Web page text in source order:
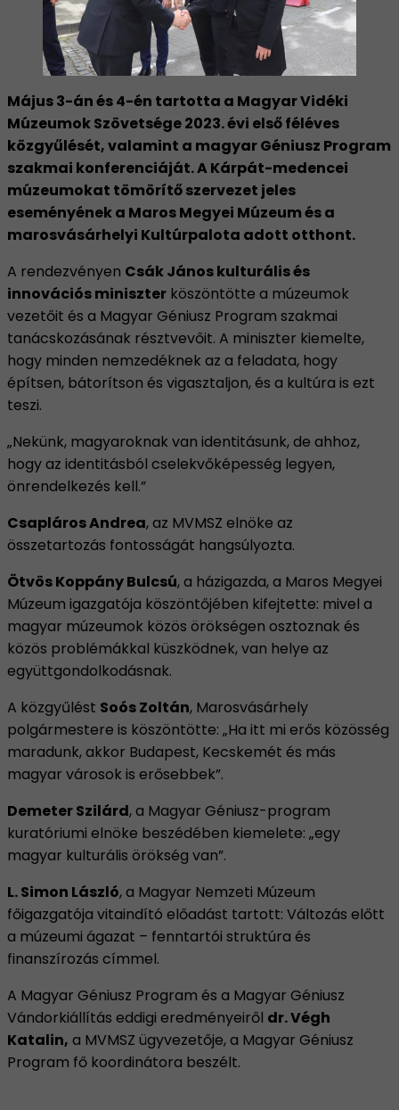
Május 3-án és 4-én tartotta a Magyar Vidéki
Múzeumok Szövetsége 2023. évi első féléves
közgyűlését, valamint a magyar Géniusz Program
szakmai konferenciáját. A Kárpát-medencei
múzeumokat tömörítő szervezet jeles
eseményének a Maros Megyei Múzeum és a
marosvásárhelyi Kultúrpalota adott otthont.
A rendezvényen Csák János kulturális és
innovációs miniszter köszöntötte a múzeumok
vezetőit és a Magyar Géniusz Program szakmai
tanácskozásának résztvevőit. A miniszter kiemelte,
hogy minden nemzedéknek az a feladata, hogy
építsen, bátorítson és vigasztaljon, és a kultúra is ezt
teszi.
„Nekünk, magyaroknak van identitásunk, de ahhoz,
hogy az identitásból cselekvőképesség legyen,
önrendelkezés kell.”
Csapláros Andrea, az MVMSZ elnöke az
összetartozás fontosságát hangsúlyozta.
Ötvös Koppány Bulcsú, a házigazda, a Maros Megyei
Múzeum igazgatója köszöntőjében kifejtette: mivel a
magyar múzeumok közös örökségen osztoznak és
közös problémákkal küszködnek, van helye az
együttgondolkodásnak.
A közgyűlést Soós Zoltán, Marosvásárhely
polgármestere is köszöntötte: „Ha itt mi erős közösség
maradunk, akkor Budapest, Kecskemét és más
magyar városok is erősebbek”.
Demeter Szilárd, a Magyar Géniusz-program
kuratóriumi elnöke beszédében kiemelete: „egy
magyar kulturális örökség van”.
L. Simon László, a Magyar Nemzeti Múzeum
főigazgatója vitaindító előadást tartott: Változás előtt
a múzeumi ágazat – fenntartói struktúra és
finanszírozás címmel.
A Magyar Géniusz Program és a Magyar Géniusz
Vándorkiállítás eddigi eredményeiről dr. Végh
Katalin, a MVMSZ ügyvezetője, a Magyar Géniusz
Program fő koordinátora beszélt.